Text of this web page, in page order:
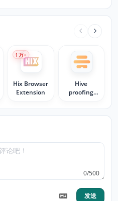
Hix Browser
Extension
1 万+
Hive
proofing
0/500
发送